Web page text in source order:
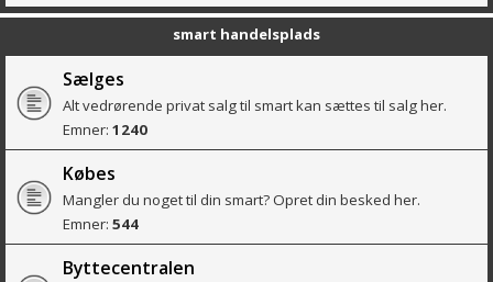
smart handelsplads
Sælges
Alt vedrørende privat salg til smart kan sættes til salg her.
Emner: 1240
Købes
Mangler du noget til din smart? Opret din besked her.
Emner: 544
Byttecentralen